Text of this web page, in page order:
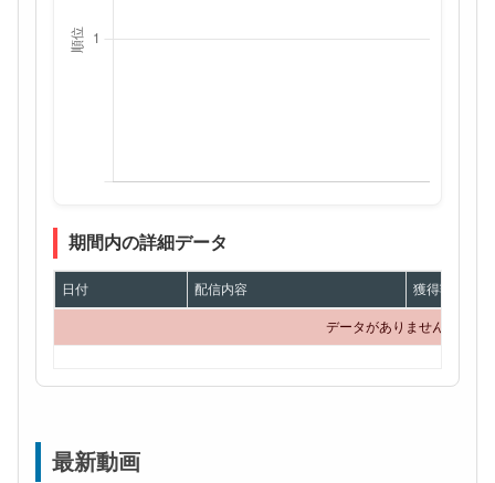
期間内の詳細データ
日付 配信内容 獲得額
データがありません
最新動画